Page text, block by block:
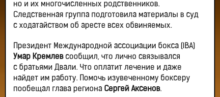
но и их многочисленных родственников.
Следственная группа подготовила материалы в суд
с ходатайством об аресте всех обвиняемых.
Президент Международной ассоциации бокса (IBA)
Умар Кремлев сообщил, что лично связывался
с братьями Двали. Что оплатит лечение и даже
найдет им работу. Помочь изувеченному боксеру
пообещал глава региона Сергей Аксенов.